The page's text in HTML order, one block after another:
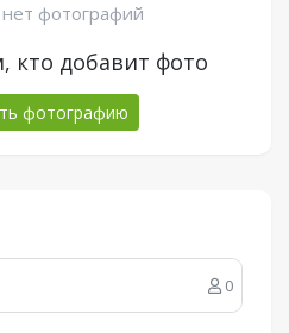
фотографий
кто добавит фото
фотографию
0